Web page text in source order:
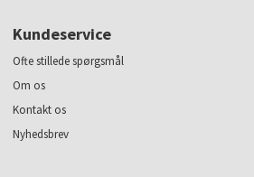
Kundeservice
Ofte stillede spørgsmål
Om os
Kontakt os
Nyhedsbrev